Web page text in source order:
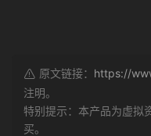
原文链接： https://
注明。
特别提示：本产品为虚拟
买。